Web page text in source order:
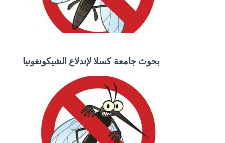
بحوث جامعة كسلا لإندلاع الشيكونغونيا